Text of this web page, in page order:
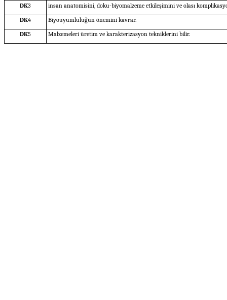
DK3
insan anatomisini, doku-biyomalzeme etkileşimini ve olası
DK4
Biyouyumluluğun önemini kavrar.
DK5 Malzemeleri üretim ve karakterizasyon tekniklerini bilir.